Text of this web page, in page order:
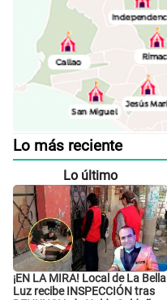
Lo más reciente
Lo último
¡EN LA MIRA! Local de La Bella
Luz recibe INSPECCIÓN tras